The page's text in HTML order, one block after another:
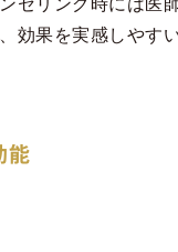
効果を実感しやす
能